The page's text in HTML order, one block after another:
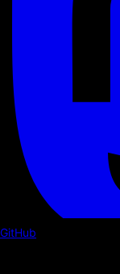
GitHub